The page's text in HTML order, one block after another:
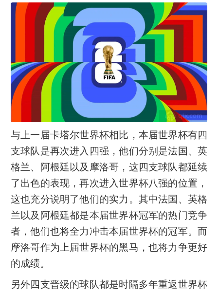
与上一届卡塔尔世界杯相比，本届世界杯有四
支球队是再次进入四强，他们分别是法国、英
格兰、阿根廷以及摩洛哥，这四支球队都延续
了出色的表现，再次进入世界杯八强的位置，
这也充分说明了他们的实力。其中法国、英格
兰以及阿根廷都是本届世界杯冠军的热门竞争
者，他们也将全力冲击本届世界杯的冠军。而
摩洛哥作为上届世界杯的黑马，也将力争更好
的成绩。
另外四支晋级的球队都是时隔多年重返世界杯